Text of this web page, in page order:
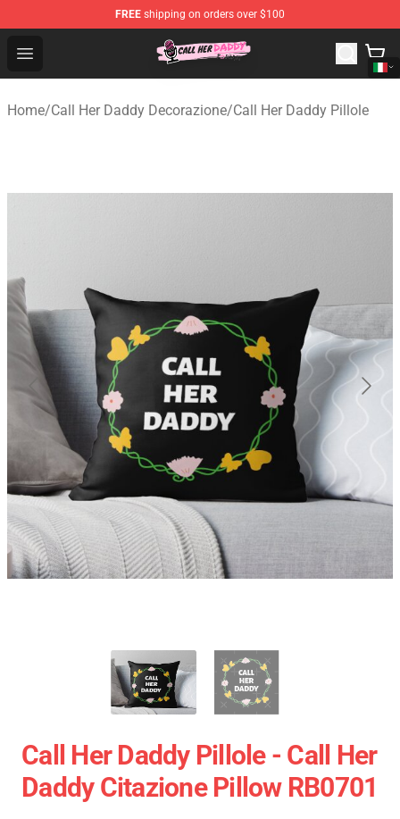
FREE shipping on orders over $100
Open menu
Call Her Daddy Store - Official Call Her Daddy
Home/Call Her Daddy Decorazione/Call Her Daddy Pillole
Call Her Daddy Pillole - Call Her
Daddy Citazione Pillow RB0701